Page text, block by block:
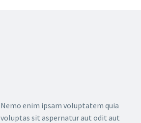
Nemo enim ipsam voluptatem quia
voluptas sit aspernatur aut odit aut